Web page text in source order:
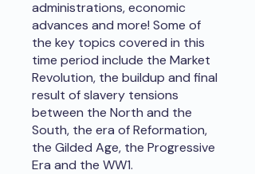
administrations, economic
advances and more! Some of
the key topics covered in this
time period include the Market
Revolution, the buildup and final
result of slavery tensions
between the North and the
South, the era of Reformation,
the Gilded Age, the Progressive
Era and the WW1.